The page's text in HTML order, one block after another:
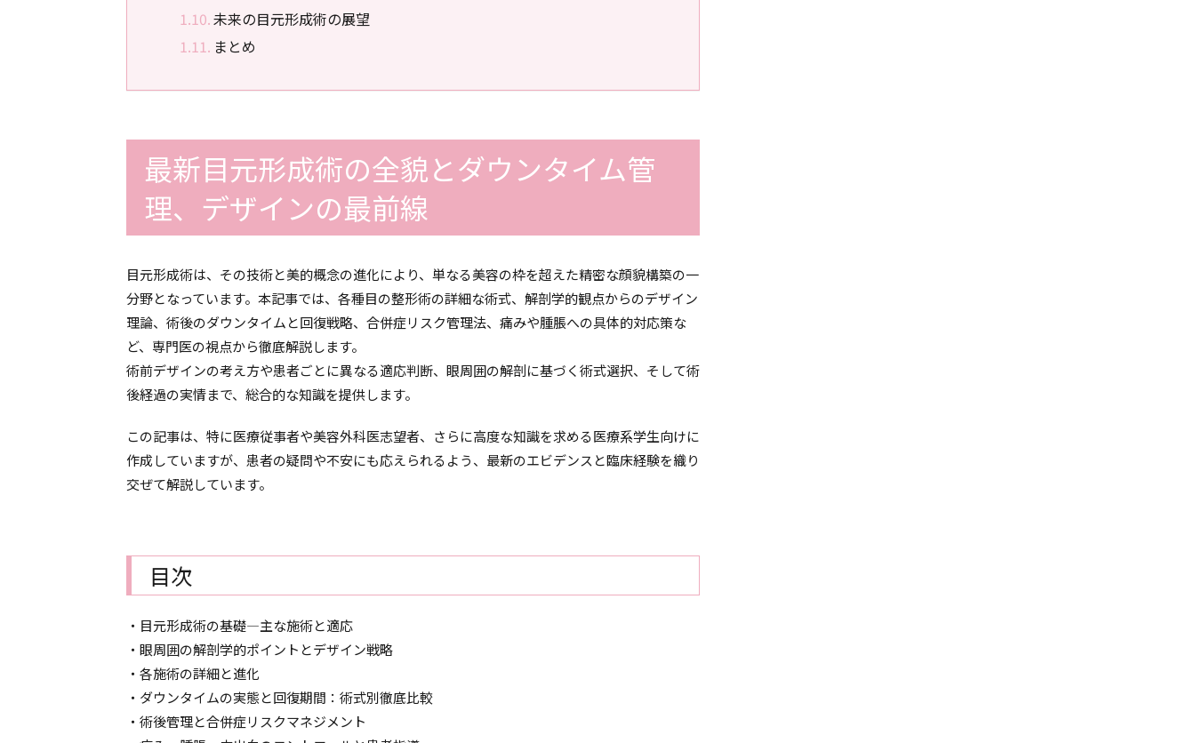
未来の目元形成術の展望
まとめ
最新目元形成術の全貌とダウンタイム管
理、デザインの最前線
目元形成術は、その技術と美的概念の進化により、単なる美容の枠を超えた精密な顔貌構築の一
分野となっています。本記事では、各種目の整形術の詳細な術式、解剖学的観点からのデザイン
理論、術後のダウンタイムと回復戦略、合併症リスク管理法、痛みや腫脹への具体的対応策な
ど、専門医の視点から徹底解説します。
術前デザインの考え方や患者ごとに異なる適応判断、眼周囲の解剖に基づく術式選択、そして術
後経過の実情まで、総合的な知識を提供します。
この記事は、特に医療従事者や美容外科医志望者、さらに高度な知識を求める医療系学生向けに
作成していますが、患者の疑問や不安にも応えられるよう、最新のエビデンスと臨床経験を織り
交ぜて解説しています。
目次
・目元形成術の基礎―主な施術と適応
・眼周囲の解剖学的ポイントとデザイン戦略
・各施術の詳細と進化
・ダウンタイムの実態と回復期間：術式別徹底比較
・術後管理と合併症リスクマネジメント